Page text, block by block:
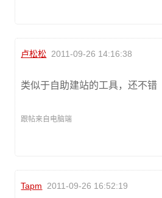
卢松松 2011-09-26 14:16:38
类似于自助建站的工具，还不错
跟帖来自电脑端
Tapm 2011-09-26 16:52:19